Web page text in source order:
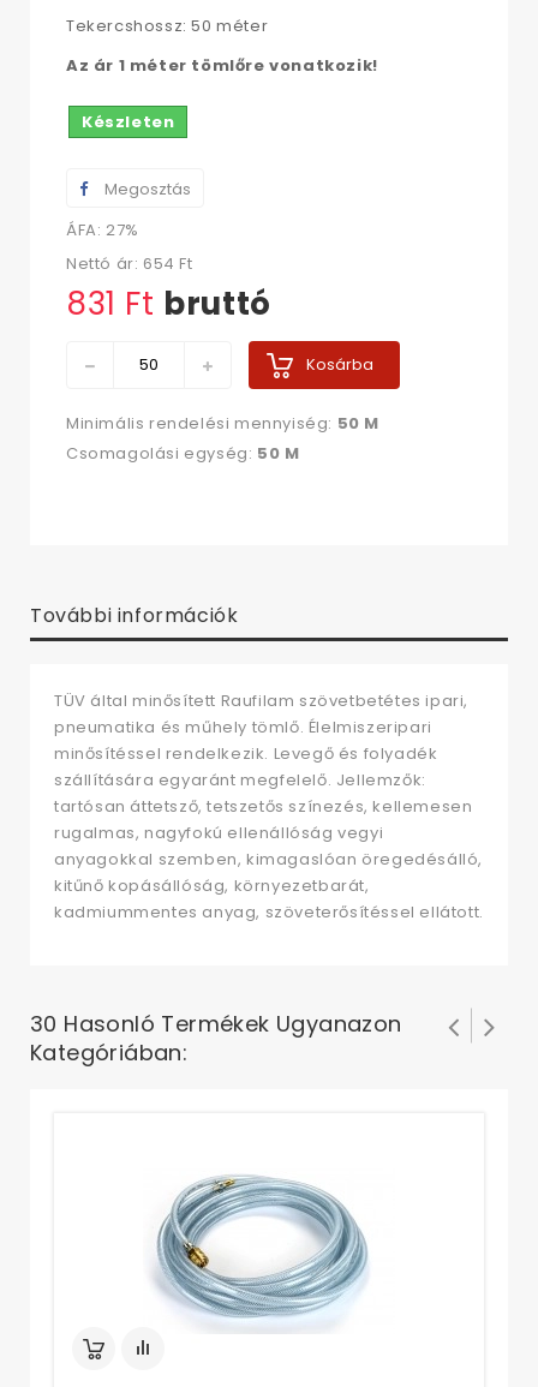
Tekercshossz: 50 méter
Az ár 1 méter tömlőre vonatkozik!
Készleten
Megosztás
ÁFA: 27%
Nettó ár: 654 Ft‎
831 Ft‎ bruttó
Kosárba
Minimális rendelési mennyiség: 50 M
Csomagolási egység: 50 M
További információk
TÜV által minősített Raufilam szövetbetétes ipari,
pneumatika és műhely tömlő. Élelmiszeripari
minősítéssel rendelkezik. Levegő és folyadék
szállítására egyaránt megfelelő. Jellemzők:
tartósan áttetsző, tetszetős színezés, kellemesen
rugalmas, nagyfokú ellenállóság vegyi
anyagokkal szemben, kimagaslóan öregedésálló,
kitűnő kopásállóság, környezetbarát,
kadmiummentes anyag, szöveterősítéssel ellátott.
30 Hasonló Termékek Ugyanazon
Kategóriában: